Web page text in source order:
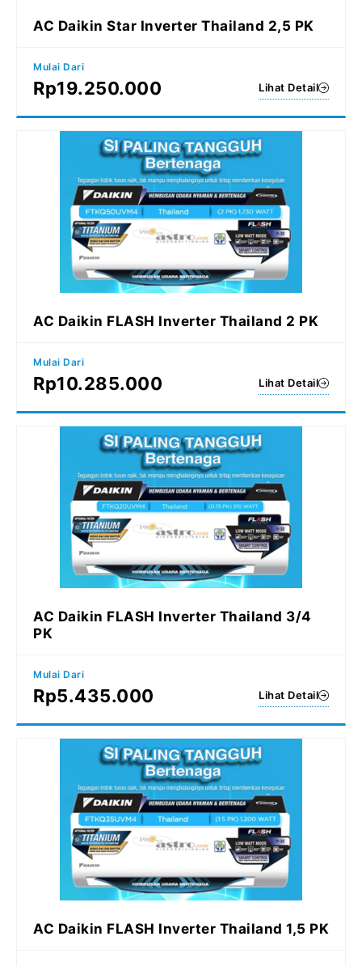
AC Daikin Star Inverter Thailand 2,5 PK
Mulai Dari
Rp19.250.000 Lihat Detail
AC Daikin FLASH Inverter Thailand 2 PK
Mulai Dari
Rp10.285.000 Lihat Detail
AC Daikin FLASH Inverter Thailand 3/4
PK
Mulai Dari
Rp5.435.000 Lihat Detail
AC Daikin FLASH Inverter Thailand 1,5 PK